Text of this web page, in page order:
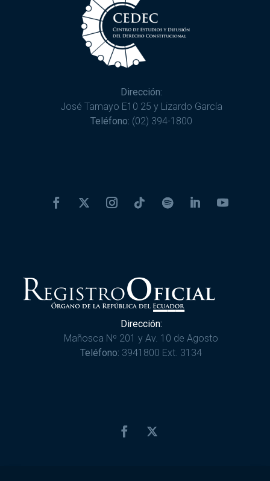
Dirección:
José Tamayo E10 25 y Lizardo García
Teléfono: (02) 394-1800
Dirección:
Mañosca Nº 201 y Av. 10 de Agosto
Teléfono: 3941800 Ext. 3134